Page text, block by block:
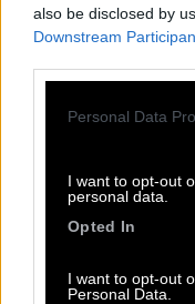
also be disclosed by
Downstream
Personal Data
I want to opt-out
personal data.
Opted In
I want to opt-out
Personal Data.